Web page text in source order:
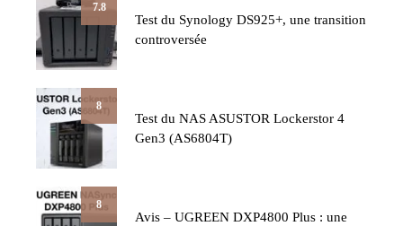
7.8
Test du Synology DS925+, une transition
controversée
8
Test du NAS ASUSTOR Lockerstor 4
Gen3 (AS6804T)
8
Avis – UGREEN DXP4800 Plus : une